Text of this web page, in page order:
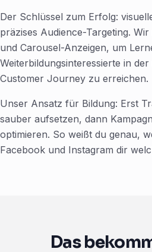
Der Schlüssel zum Erfolg:
präzises Audience-Targeting.
und Carousel-Anzeigen, um
Weiterbildungsinteressierte in
Customer Journey zu erreichen.
Unser Ansatz für Bildung: Erst
sauber aufsetzen, dann
optimieren. So weißt du genau,
Facebook und Instagram dir
Das